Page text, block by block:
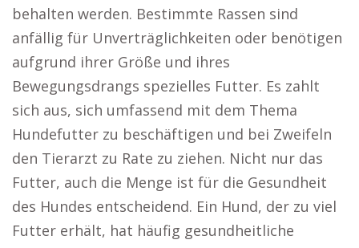
behalten werden. Bestimmte Rassen sind
anfällig für Unverträglichkeiten oder benötigen
aufgrund ihrer Größe und ihres
Bewegungsdrangs spezielles Futter. Es zahlt
sich aus, sich umfassend mit dem Thema
Hundefutter zu beschäftigen und bei Zweifeln
den Tierarzt zu Rate zu ziehen. Nicht nur das
Futter, auch die Menge ist für die Gesundheit
des Hundes entscheidend. Ein Hund, der zu viel
Futter erhält, hat häufig gesundheitliche